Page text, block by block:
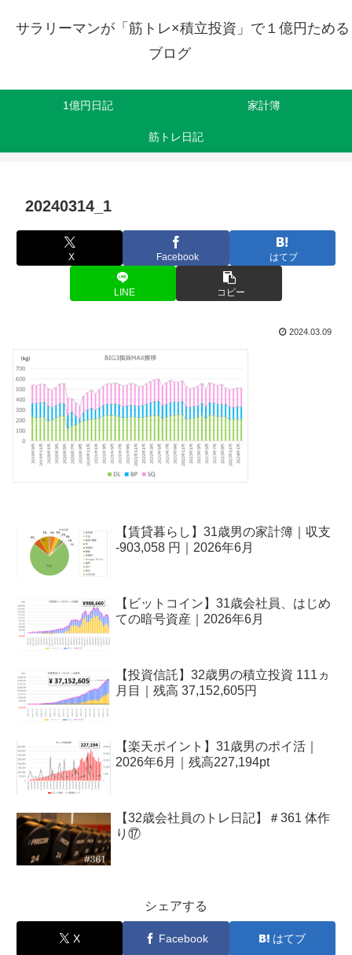
サラリーマンが「筋トレ×積立投資」で１億円ためる
ブログ
1億円日記 家計簿
筋トレ日記
20240314_1
X Facebook はてブ
LINE コピー
2024.03.09
【賃貸暮らし】31歳男の家計簿｜収支
-903,058 円｜2026年6月
【ビットコイン】31歳会社員、はじめ
ての暗号資産｜2026年6月
【投資信託】32歳男の積立投資 111ヵ
月目｜残高 37,152,605円
【楽天ポイント】31歳男のポイ活｜
2026年6月｜残高227,194pt
【32歳会社員のトレ日記】＃361 体作
り⑰
シェアする
X Facebook はてブ